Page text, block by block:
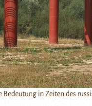
in Zeiten des